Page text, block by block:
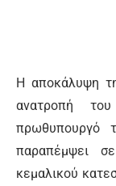
Η αποκάλυψη
ανατροπή
πρωθυπουργό
παραπέμψει
κεμαλικού